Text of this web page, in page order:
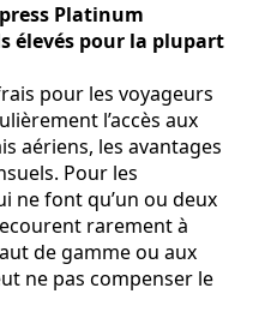
Platinum
élevés pour la plupart
pour les voyageurs
l’accès aux
aériens, les avantages
Pour les
ne font qu’un ou deux
rarement à
de gamme ou aux
ne pas compenser le